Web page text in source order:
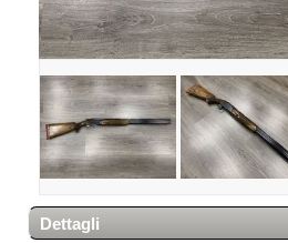
Dettagli